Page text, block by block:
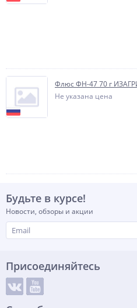
Флюс ФН-47 70 г
Не указана цена
Будьте в курсе!
Новости, обзоры и акции
Присоединяйтесь